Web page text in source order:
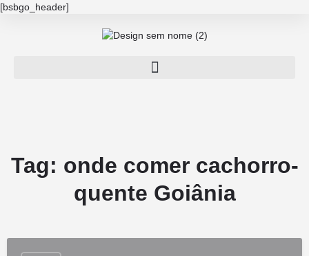
[bsbgo_header]
Tag: onde comer cachorro-
quente Goiânia